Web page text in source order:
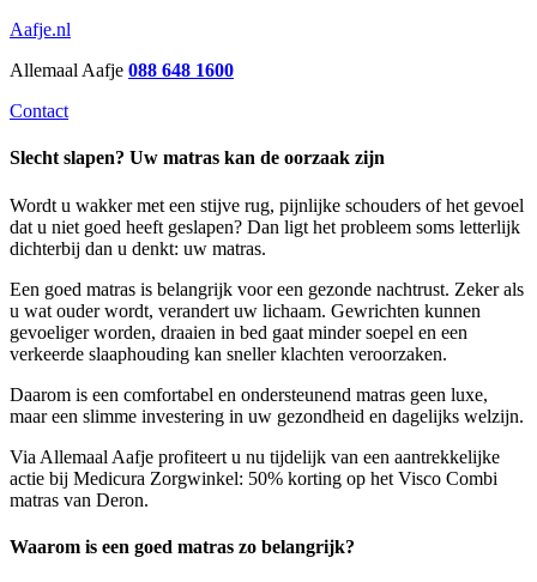
Aafje.nl
Allemaal Aafje 088 648 1600
Contact
Slecht slapen? Uw matras kan de oorzaak zijn
Wordt u wakker met een stijve rug, pijnlijke schouders of het gevoel
dat u niet goed heeft geslapen? Dan ligt het probleem soms letterlijk
dichterbij dan u denkt: uw matras.
Een goed matras is belangrijk voor een gezonde nachtrust. Zeker als
u wat ouder wordt, verandert uw lichaam. Gewrichten kunnen
gevoeliger worden, draaien in bed gaat minder soepel en een
verkeerde slaaphouding kan sneller klachten veroorzaken.
Daarom is een comfortabel en ondersteunend matras geen luxe,
maar een slimme investering in uw gezondheid en dagelijks welzijn.
Via Allemaal Aafje profiteert u nu tijdelijk van een aantrekkelijke
actie bij Medicura Zorgwinkel: 50% korting op het Visco Combi
matras van Deron.
Waarom is een goed matras zo belangrijk?